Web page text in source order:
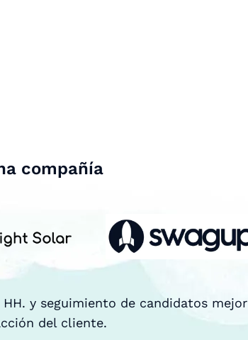
compañía
y seguimiento de candidatos mejor
del cliente.